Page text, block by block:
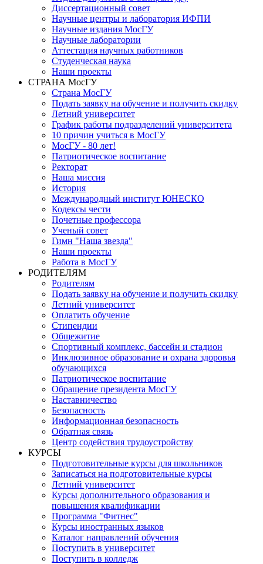
Диссертационный совет
Научные центры и лаборатория ИФПИ
Научные издания МосГУ
Научные лаборатории
Аттестация научных работников
Студенческая наука
Наши проекты
СТРАНА МосГУ
Страна МосГУ
Подать заявку на обучение и получить скидку
Летний университет
График работы подразделений университета
10 причин учиться в МосГУ
МосГУ - 80 лет!
Патриотическое воспитание
Ректорат
Наша миссия
История
Международный институт ЮНЕСКО
Кодексы чести
Почетные профессора
Ученый совет
Гимн "Наша звезда"
Наши проекты
Работа в МосГУ
РОДИТЕЛЯМ
Родителям
Подать заявку на обучение и получить скидку
Летний университет
Оплатить обучение
Стипендии
Общежитие
Спортивный комплекс, бассейн и стадион
Инклюзивное образование и охрана здоровья
обучающихся
Патриотическое воспитание
Обращение президента МосГУ
Наставничество
Безопасность
Информационная безопасность
Обратная связь
Центр содействия трудоустройству
КУРСЫ
Подготовительные курсы для школьников
Записаться на подготовительные курсы
Летний университет
Курсы дополнительного образования и
повышения квалификации
Программа "Фитнес"
Курсы иностранных языков
Каталог направлений обучения
Поступить в университет
Поступить в колледж